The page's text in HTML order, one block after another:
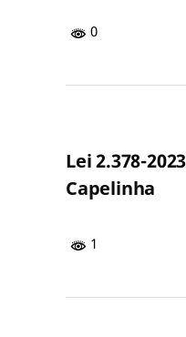
0
Lei 2.378-
Capelinha
1